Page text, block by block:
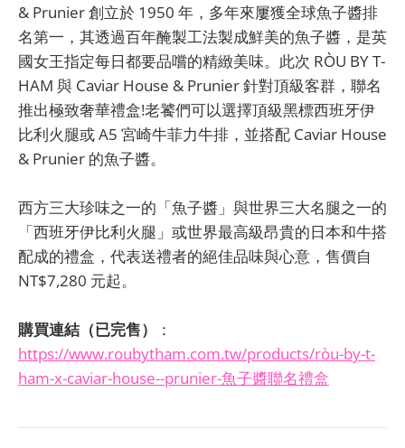
& Prunier 創立於 1950 年，多年來屢獲全球魚子醬排
名第一，其透過百年醃製工法製成鮮美的魚子醬，是英
國女王指定每日都要品嚐的精緻美味。此次 RÒU BY T-
HAM 與 Caviar House & Prunier 針對頂級客群，聯名
推出極致奢華禮盒!老饕們可以選擇頂級黑標西班牙伊
比利火腿或 A5 宮崎牛菲力牛排，並搭配 Caviar House
& Prunier 的魚子醬。
西方三大珍味之一的「魚子醬」與世界三大名腿之一的
「西班牙伊比利火腿」或世界最高級昂貴的日本和牛搭
配成的禮盒，代表送禮者的絕佳品味與心意，售價自
NT$7,280 元起。
購買連結（已完售）
：
https://www.roubytham.com.tw/products/ròu-by-t-
ham-x-caviar-house--prunier-魚子醬聯名禮盒